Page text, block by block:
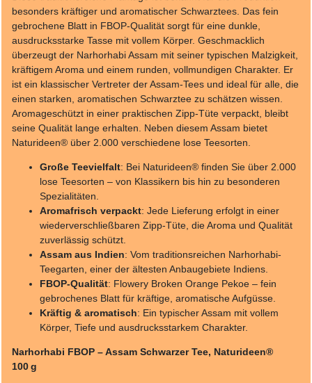
besonders kräftiger und aromatischer Schwarztees. Das fein
gebrochene Blatt in FBOP-Qualität sorgt für eine dunkle,
ausdrucksstarke Tasse mit vollem Körper. Geschmacklich
überzeugt der Narhorhabi Assam mit seiner typischen Malzigkeit,
kräftigem Aroma und einem runden, vollmundigen Charakter. Er
ist ein klassischer Vertreter der Assam-Tees und ideal für alle, die
einen starken, aromatischen Schwarztee zu schätzen wissen.
Aromageschützt in einer praktischen Zipp-Tüte verpackt, bleibt
seine Qualität lange erhalten. Neben diesem Assam bietet
Naturideen® über 2.000 verschiedene lose Teesorten.
Große Teevielfalt: Bei Naturideen® finden Sie über 2.000
lose Teesorten – von Klassikern bis hin zu besonderen
Spezialitäten.
Aromafrisch verpackt: Jede Lieferung erfolgt in einer
wiederverschließbaren Zipp-Tüte, die Aroma und Qualität
zuverlässig schützt.
Assam aus Indien: Vom traditionsreichen Narhorhabi-
Teegarten, einer der ältesten Anbaugebiete Indiens.
FBOP-Qualität: Flowery Broken Orange Pekoe – fein
gebrochenes Blatt für kräftige, aromatische Aufgüsse.
Kräftig & aromatisch: Ein typischer Assam mit vollem
Körper, Tiefe und ausdrucksstarkem Charakter.
Narhorhabi FBOP – Assam Schwarzer Tee, Naturideen®
100 g